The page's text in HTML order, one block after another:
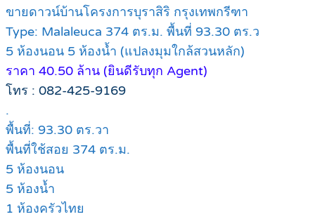
ขายดาวน์บ้านโครงการบุราสิริ กรุงเทพกรีฑา
Type: Malaleuca 374 ตร.ม. พื้นที่ 93.30 ตร.ว
5 ห้องนอน 5 ห้องน้ำ (แปลงมุมใกล้สวนหลัก)
ราคา 40.50 ล้าน (ยินดีรับทุก Agent)
โทร : 082-425-9169
.
พื้นที่: 93.30 ตร.วา
พื้นที่ใช้สอย 374 ตร.ม.
5 ห้องนอน
5 ห้องน้ำ
1 ห้องครัวไทย